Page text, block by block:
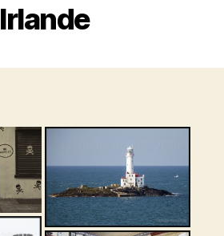
Irlande